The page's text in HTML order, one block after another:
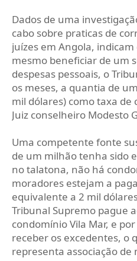
Dados de uma
cabo sobre praticas de
juízes em Angola,
mesmo beneficiar de um
despesas pessoais, o
os meses, a quantia de
mil dólares) como taxa
Juiz conselheiro Modesto
Uma competente fonte
de um milhão tenha sido
no talatona, não há
moradores estejam a
equivalente a 2 mil
Tribunal Supremo pague
condomínio Vila Mar, e
receber os excedentes, o
representa associação de